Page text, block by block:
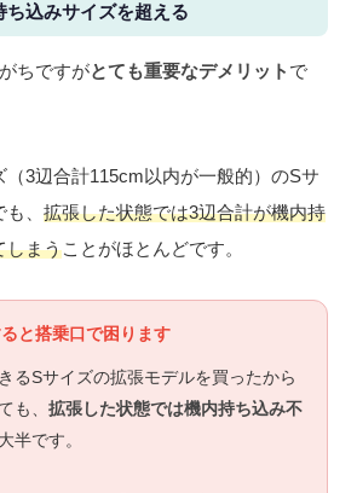
込みサイズを超える
ちですがとても重要なデメリット で
3辺合計115cm以内が一般的）のSサ
、 拡張した状態では3辺合計が機内持
しまうことがほとんどです。
と搭乗口で困ります
るSサイズの拡張モデルを買ったから
も、 拡張した状態では機内持ち込み不
半です。